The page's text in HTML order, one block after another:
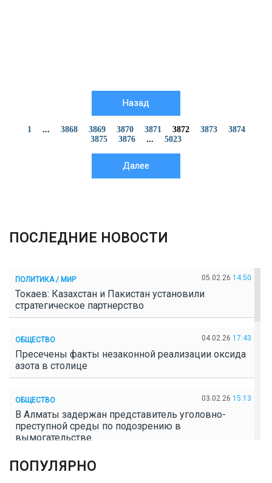
Назад
1 ... 3868 3869 3870 3871 3872 3873
3874
3875
3876 ... 5023
Далее
ПОСЛЕДНИЕ НОВОСТИ
ПОЛИТИКА / МИР 05.02.26 14:50
Токаев: Казахстан и Пакистан установили
стратегическое партнерство
ОБЩЕСТВО 04.02.26 17:43
Пресечены факты незаконной реализации оксида
азота в столице
ОБЩЕСТВО 03.02.26 15:13
В Алматы задержан представитель уголовно-
преступной среды по подозрению в
вымогательстве
ОБЩЕСТВО
ПОПУЛЯРНО